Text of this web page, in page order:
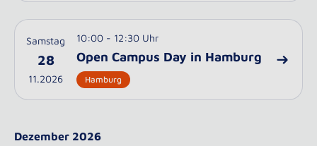
Samstag
28
11.2026
10:00 - 12:30 Uhr
Open Campus Day in Hamburg
Hamburg
Dezember 2026